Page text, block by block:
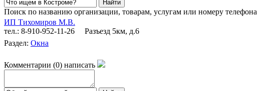
Поиск по названию организации, товарам, услугам или номеру телефона
ИП Тихомиров М.В.
тел.: 8-910-952-11-26
Разъезд 5км, д.6
Раздел: Окна
Комментарии (0) написать